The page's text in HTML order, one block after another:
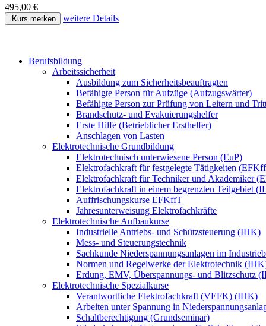
495,00 €
Kurs merken weitere Details
Berufsbildung
Arbeitssicherheit
Ausbildung zum Sicherheitsbeauftragten
Befähigte Person für Aufzüge (Aufzugswärter)
Befähigte Person zur Prüfung von Leitern und
Brandschutz- und Evakuierungshelfer
Erste Hilfe (Betrieblicher Ersthelfer)
Anschlagen von Lasten
Elektrotechnische Grundbildung
Elektrotechnisch unterwiesene Person (EuP)
Elektrofachkraft für festgelegte Tätigkeiten
Elektrofachkraft für Techniker und Akademiker
Elektrofachkraft in einem begrenzten Teilgebiet
Auffrischungskurse EFKffT
Jahresunterweisung Elektrofachkräfte
Elektrotechnische Aufbaukurse
Industrielle Antriebs- und Schützsteuerung (IHK)
Mess- und Steuerungstechnik
Sachkunde Niederspannungsanlagen im
Normen und Regelwerke der Elektrotechnik
Erdung, EMV, Überspannungs- und Blitzschutz
Elektrotechnische Spezialkurse
Verantwortliche Elektrofachkraft (VEFK) (IHK)
Arbeiten unter Spannung in
Schaltberechtigung (Grundseminar)